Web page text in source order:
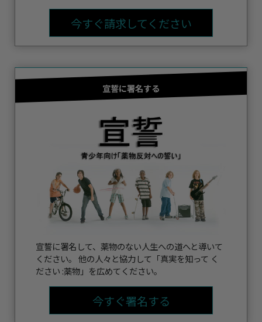
今すぐ請求してください
宣誓に署名する
宣誓に署名して、薬物のない人生への道へと導いて
ください。 他の人々と協力して「真実を知って く
ださい :薬物」を広めてください。
今すぐ署名する